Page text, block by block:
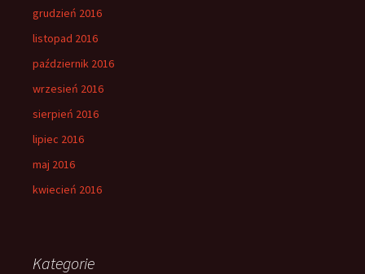
grudzień 2016
listopad 2016
październik 2016
wrzesień 2016
sierpień 2016
lipiec 2016
maj 2016
kwiecień 2016
Kategorie